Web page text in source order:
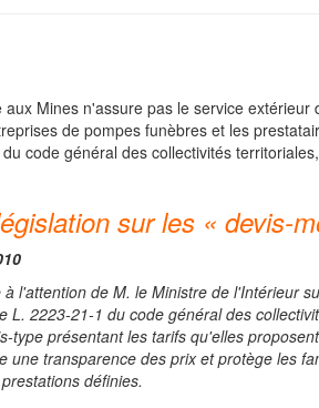
Mines n'assure pas le service
de pompes funèbres et les
code général des collectivités
sur les « devis-
l'attention de M. le Ministre de l'Intérieur
L. 2223-21-1 du code général des
type présentant les tarifs qu'elles
une transparence des prix et protège les
définies.